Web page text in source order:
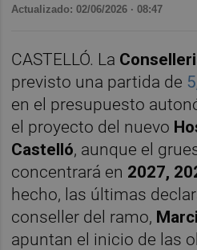
Actualizado: 02/06/2026 · 08:47
CASTELLÓ. La
previsto una partida de
en el presupuesto
el proyecto del nuevo
Castelló, aunque el
concentrará en 2027,
hecho, las últimas
conseller del ramo,
apuntan el inicio de las